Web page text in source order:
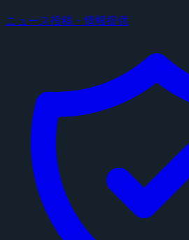
ニュース投稿・情報提供